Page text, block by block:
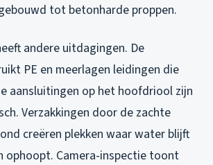
tot betonharde proppen.
andere uitdagingen. De
PE en meerlagen leidingen die
aansluitingen op het hoofdriool zijn
Verzakkingen door de zachte
creëren plekken waar water blijft
ophoopt. Camera-inspectie toont